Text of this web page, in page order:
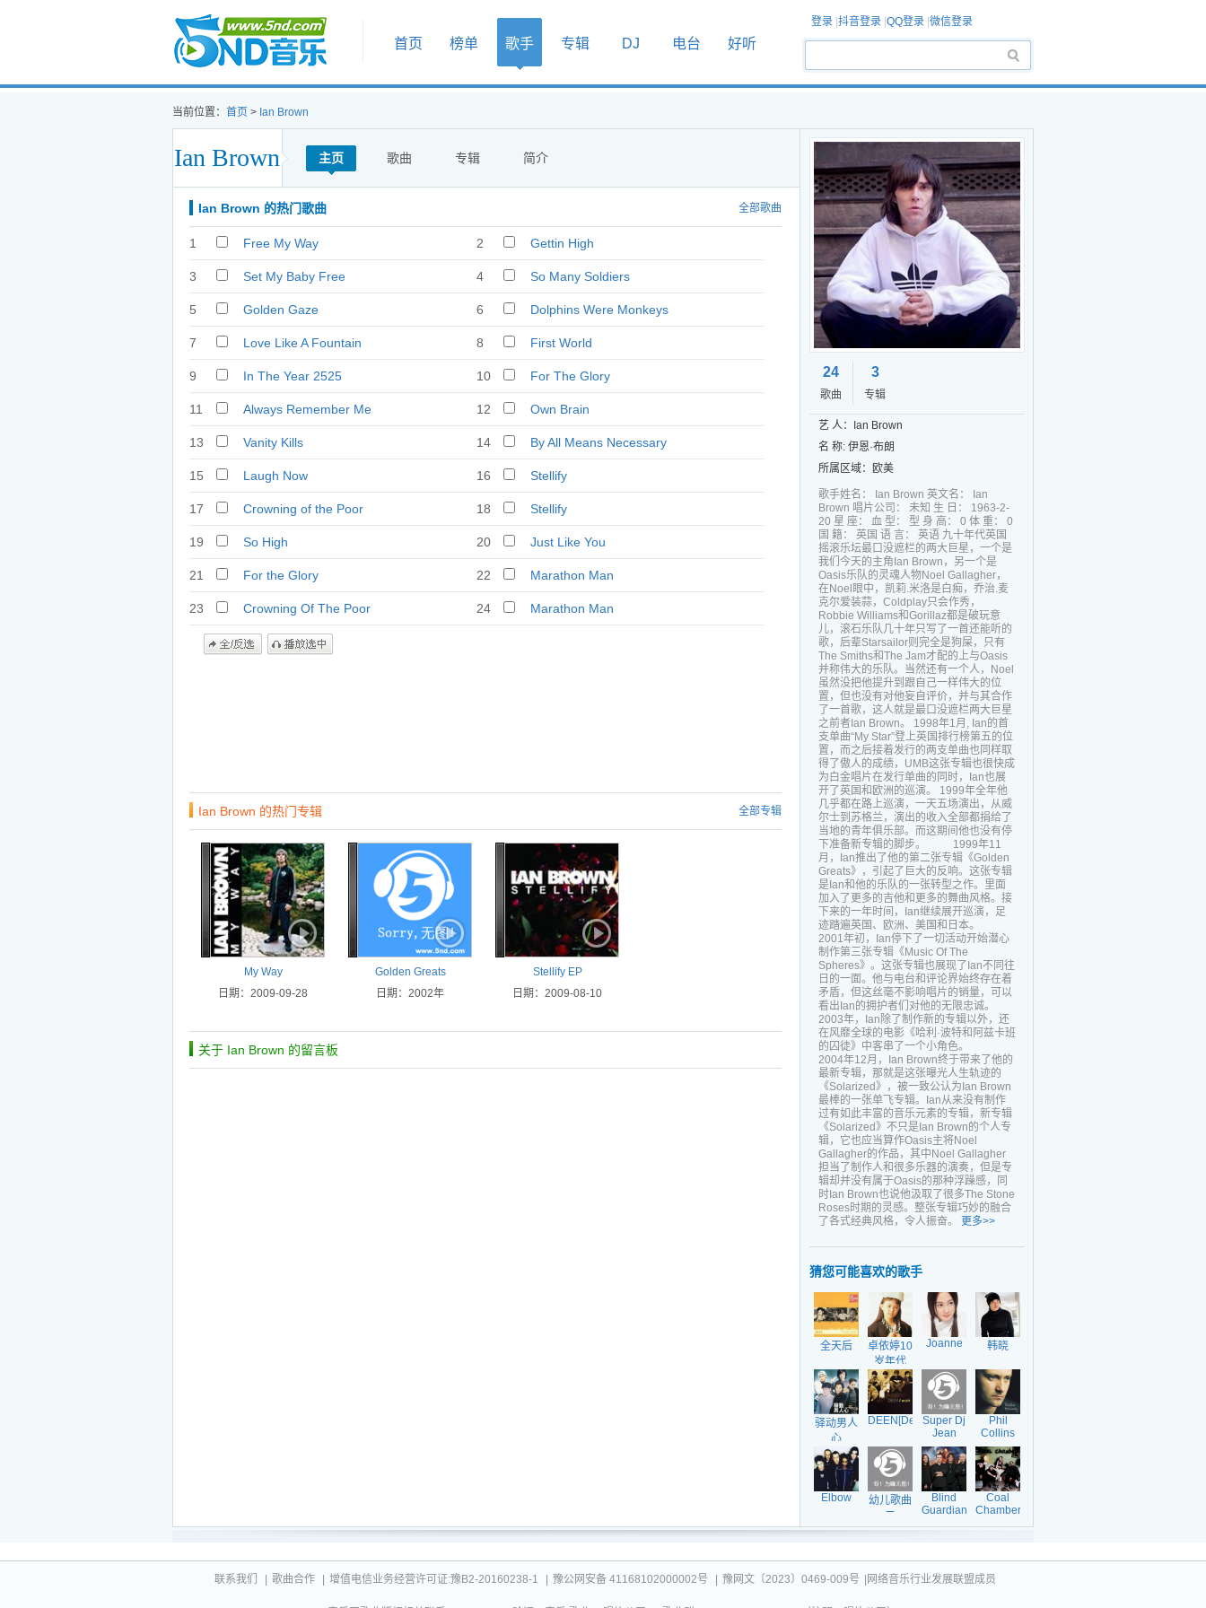
首页
首页 榜单 歌手 专辑 DJ 电台 好听
登录 抖音登录 QQ登录 微信登录
当前位置： 首页 > Ian Brown
Ian Brown 主页 歌曲 专辑 简介
Ian Brown 的热门歌曲 全部歌曲
1 Free My Way 2 Gettin High
3 Set My Baby Free 4 So Many Soldiers
5 Golden Gaze 6 Dolphins Were Monkeys
7 Love Like A Fountain 8 First World
9 In The Year 2525 10 For The Glory
11 Always Remember Me 12 Own Brain
13 Vanity Kills 14 By All Means Necessary
15 Laugh Now 16 Stellify
17 Crowning of the Poor 18 Stellify
19 So High 20 Just Like You
21 For the Glory 22 Marathon Man
23 Crowning Of The Poor 24 Marathon Man
Ian Brown 的热门专辑 全部专辑
My Way
日期：2009-09-28
Golden Greats
日期：2002年
Stellify EP
日期：2009-08-10
关于 Ian Brown 的留言板
24
歌曲
3
专辑
艺 人：Ian Brown
名 称: 伊恩·布朗
所属区域：欧美
歌手姓名： Ian Brown 英文名： Ian
Brown 唱片公司： 未知 生 日： 1963-2-
20 星 座： 血 型： 型 身 高： 0 体 重： 0
国 籍： 英国 语 言： 英语 九十年代英国
摇滚乐坛最口没遮栏的两大巨星，一个是
我们今天的主角Ian Brown，另一个是
Oasis乐队的灵魂人物Noel Gallagher，
在Noel眼中，凯莉.米洛是白痴，乔治.麦
克尔爱装蒜，Coldplay只会作秀，
Robbie Williams和Gorillaz都是破玩意
儿，滚石乐队几十年只写了一首还能听的
歌，后辈Starsailor则完全是狗屎，只有
The Smiths和The Jam才配的上与Oasis
并称伟大的乐队。当然还有一个人，Noel
虽然没把他提升到跟自己一样伟大的位
置，但也没有对他妄自评价，并与其合作
了一首歌，这人就是最口没遮栏两大巨星
之前者Ian Brown。 1998年1月, Ian的首
支单曲“My Star”登上英国排行榜第五的位
置，而之后接着发行的两支单曲也同样取
得了傲人的成绩，UMB这张专辑也很快成
为白金唱片在发行单曲的同时，Ian也展
开了英国和欧洲的巡演。 1999年全年他
几乎都在路上巡演，一天五场演出，从威
尔士到苏格兰，演出的收入全部都捐给了
当地的青年俱乐部。而这期间他也没有停
下准备新专辑的脚步。 1999年11
月，Ian推出了他的第二张专辑《Golden
Greats》，引起了巨大的反响。这张专辑
是Ian和他的乐队的一张转型之作。里面
加入了更多的吉他和更多的舞曲风格。接
下来的一年时间，Ian继续展开巡演，足
迹踏遍英国、欧洲、美国和日本。
2001年初，Ian停下了一切活动开始潜心
制作第三张专辑《Music Of The
Spheres》。这张专辑也展现了Ian不同往
日的一面。他与电台和评论界始终存在着
矛盾，但这丝毫不影响唱片的销量，可以
看出Ian的拥护者们对他的无限忠诚。
2003年，Ian除了制作新的专辑以外，还
在风靡全球的电影《哈利·波特和阿兹卡班
的囚徒》中客串了一个小角色。
2004年12月，Ian Brown终于带来了他的
最新专辑，那就是这张曝光人生轨迹的
《Solarized》，被一致公认为Ian Brown
最棒的一张单飞专辑。Ian从来没有制作
过有如此丰富的音乐元素的专辑，新专辑
《Solarized》不只是Ian Brown的个人专
辑，它也应当算作Oasis主将Noel
Gallagher的作品，其中Noel Gallagher
担当了制作人和很多乐器的演奏，但是专
辑却并没有属于Oasis的那种浮躁感，同
时Ian Brown也说他汲取了很多The Stone
Roses时期的灵感。整张专辑巧妙的融合
了各式经典风格，令人振奋。 更多>>
猜您可能喜欢的歌手
全天后
卓依婷10
岁年代
Joanne 韩晓
驿动男人
心
DEEN[Deen]Super Dj
Jean
Phil
Collins
Elbow
幼儿歌曲
二
Blind
Guardian
Coal
Chamber
联系我们 歌曲合作 增值电信业务经营许可证:豫B2-20160238-1 豫公网安备 41168102000002号 豫网文〔2023〕0469-009号 |网络音乐行业发展联盟成员